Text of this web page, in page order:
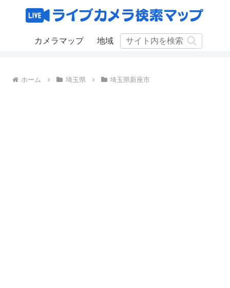
カメラマップ 地域
ホーム 埼玉県 埼玉県新座市